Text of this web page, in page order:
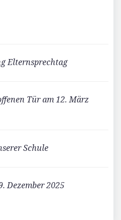
Elternsprechtag
Tür am 12. März
Schule
Dezember 2025